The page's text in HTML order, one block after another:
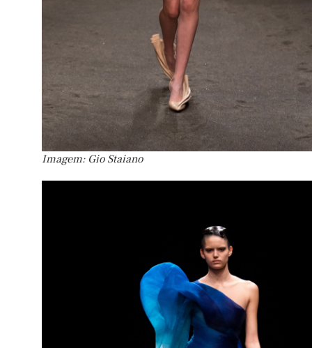
Imagem: Gio Staiano